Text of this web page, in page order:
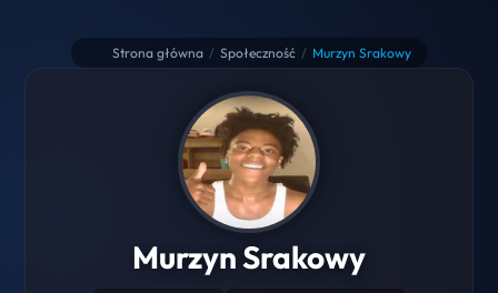
Strona główna / Społeczność / Murzyn Srakowy
Murzyn Srakowy